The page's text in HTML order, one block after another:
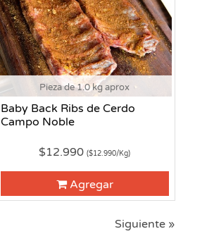
Pieza de 1.0 kg aprox
Baby Back Ribs de Cerdo
Campo Noble
$12.990($12.990/Kg)
Agregar
Siguiente »